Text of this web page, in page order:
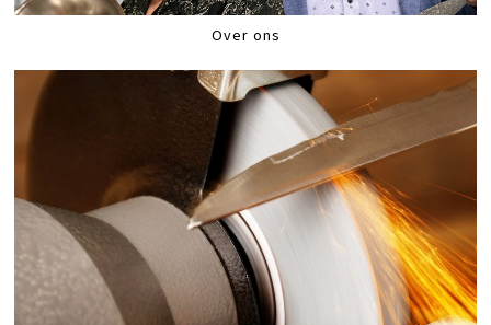
Over ons